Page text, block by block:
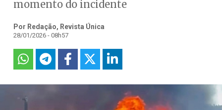
momento do incidente
Por Redação, Revista Única
28/01/2026 - 08h57